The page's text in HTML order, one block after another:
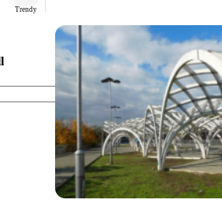
Trendy